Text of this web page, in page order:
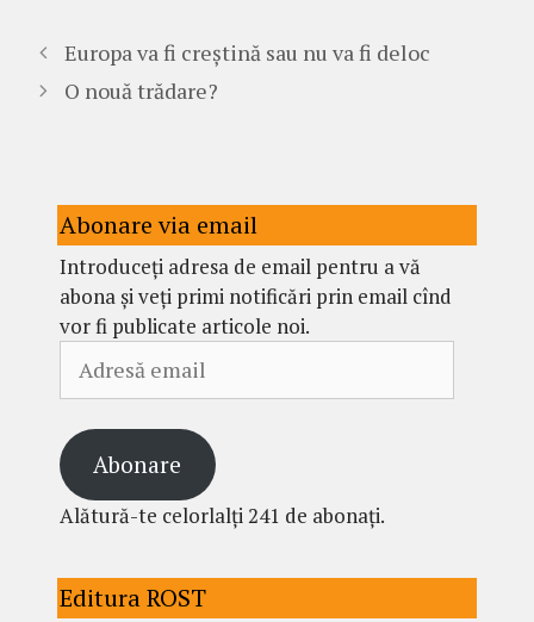
Europa va fi creștină sau nu va fi deloc
O nouă trădare?
Abonare via email
Introduceți adresa de email pentru a vă
abona și veți primi notificări prin email cînd
vor fi publicate articole noi.
email
Abonare
Alătură-te celorlalți 241 de abonați.
Editura ROST